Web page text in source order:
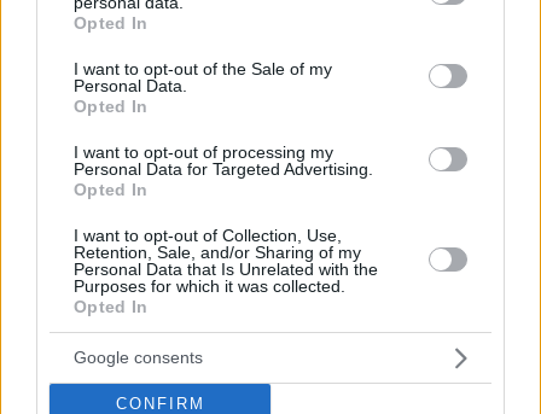
grant or deny consent to Google and its third-party tags to
use your data for below specified purposes in below Google
consent section.
Opted In
I want to opt-out of the Sale of my
Personal Data.
Opted In
I want to opt-out of processing my
Personal Data for Targeted Advertising.
Opted In
I want to opt-out of Collection, Use,
Retention, Sale, and/or Sharing of my
Personal Data that Is Unrelated with the
Purposes for which it was collected.
Opted In
Google consents
CONFIRM